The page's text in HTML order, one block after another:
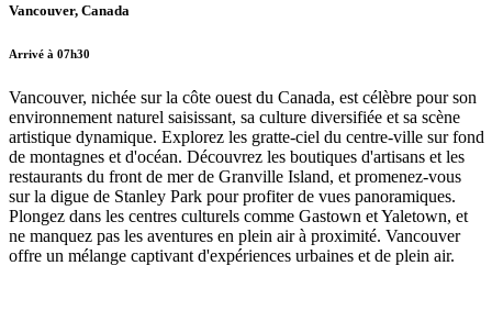
Vancouver, Canada
Arrivé à 07h30
Vancouver, nichée sur la côte ouest du Canada, est célèbre pour son
environnement naturel saisissant, sa culture diversifiée et sa scène
artistique dynamique. Explorez les gratte-ciel du centre-ville sur fond
de montagnes et d'océan. Découvrez les boutiques d'artisans et les
restaurants du front de mer de Granville Island, et promenez-vous
sur la digue de Stanley Park pour profiter de vues panoramiques.
Plongez dans les centres culturels comme Gastown et Yaletown, et
ne manquez pas les aventures en plein air à proximité. Vancouver
offre un mélange captivant d'expériences urbaines et de plein air.